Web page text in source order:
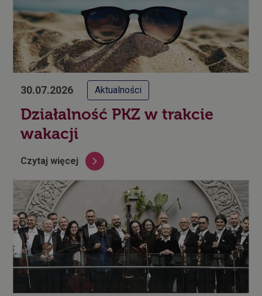
30.07.2026 Aktualności
Działalność PKZ w trakcie
wakacji
Czytaj więcej